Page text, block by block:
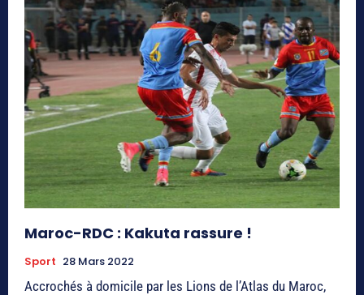
Maroc-RDC : Kakuta rassure !
Sport 28 Mars 2022
Accrochés à domicile par les Lions de l’Atlas du Maroc,